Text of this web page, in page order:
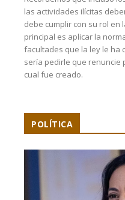
las actividades ilícitas
debe cumplir con su rol en
principal es aplicar la
facultades que la ley le ha
sería pedirle que renuncie
cual fue creado.
POLÍTICA